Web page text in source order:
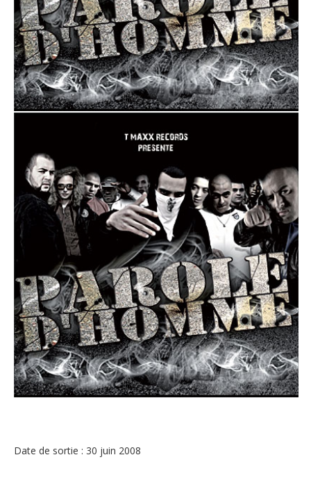
Date de sortie : 30 juin 2008